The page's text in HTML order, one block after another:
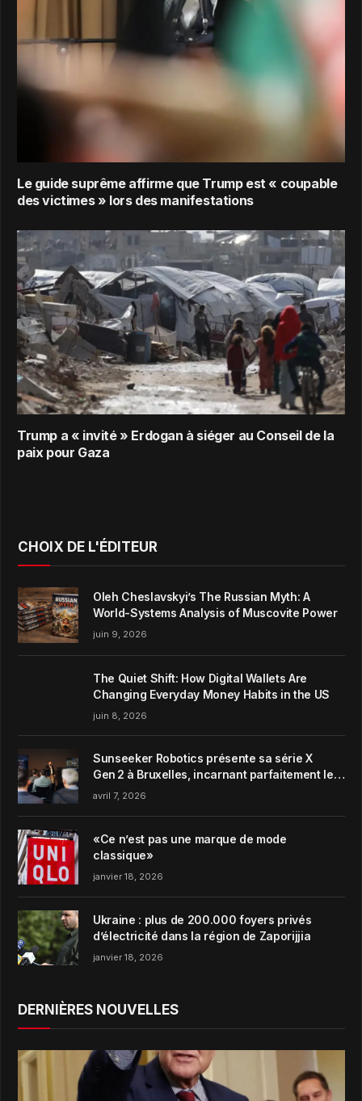
Le guide suprême affirme que Trump est « coupable
des victimes » lors des manifestations
Trump a « invité » Erdogan à siéger au Conseil de la
paix pour Gaza
CHOIX DE L'ÉDITEUR
Oleh Cheslavskyi’s The Russian Myth: A
World-Systems Analysis of Muscovite Power
juin 9, 2026
The Quiet Shift: How Digital Wallets Are
Changing Everyday Money Habits in the US
juin 8, 2026
Sunseeker Robotics présente sa série X
Gen 2 à Bruxelles, incarnant parfaitement le
concept de Garden Harmony de la marque
avril 7, 2026
«Ce n’est pas une marque de mode
classique»
janvier 18, 2026
Ukraine : plus de 200.000 foyers privés
d’électricité dans la région de Zaporijjia
janvier 18, 2026
DERNIÈRES NOUVELLES